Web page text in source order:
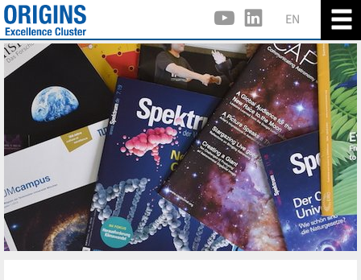
EN